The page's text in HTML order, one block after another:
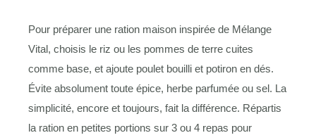
Pour préparer une ration maison inspirée de Mélange
Vital, choisis le riz ou les pommes de terre cuites
comme base, et ajoute poulet bouilli et potiron en dés.
Évite absolument toute épice, herbe parfumée ou sel. La
simplicité, encore et toujours, fait la différence. Répartis
la ration en petites portions sur 3 ou 4 repas pour